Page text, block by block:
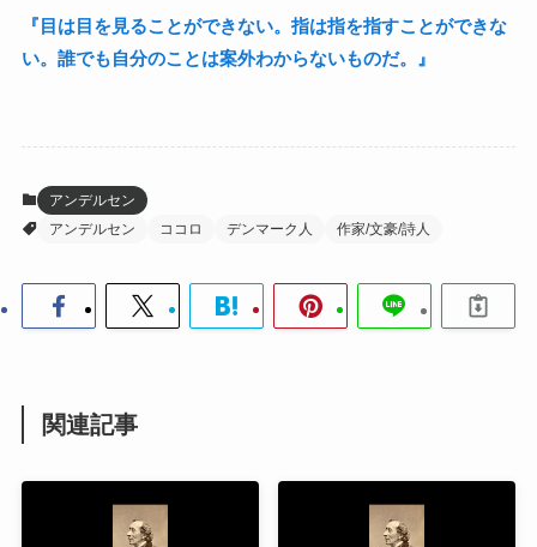
『目は目を見ることができない。指は指を指すことができな
い。誰でも自分のことは案外わからないものだ。』
アンデルセン
アンデルセン
ココロ デンマーク人 作家/文豪/詩人
関連記事